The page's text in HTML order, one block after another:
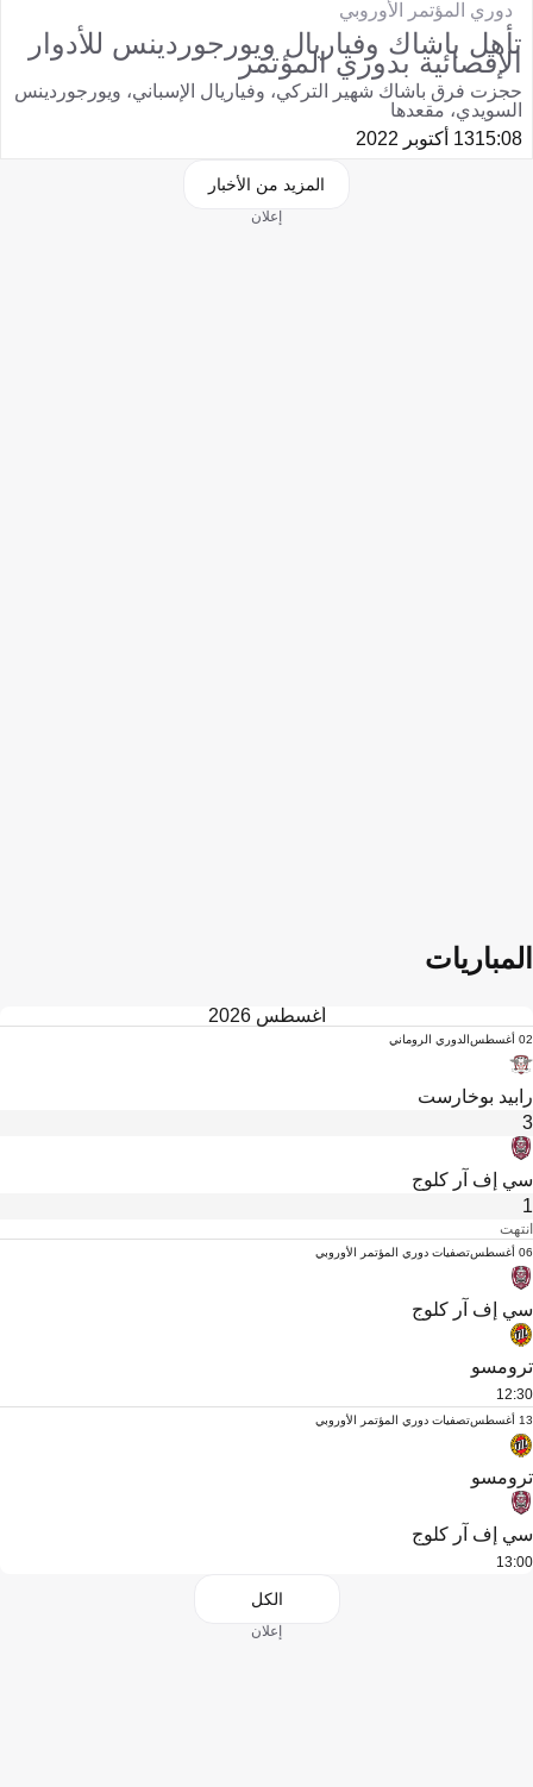
دوري المؤتمر الأوروبي
تأهل باشاك وفياريال ويورجوردينس للأدوار
الإقصائية بدوري المؤتمر
حجزت فرق باشاك شهير التركي، وفياريال الإسباني، ويورجوردينس
السويدي، مقعدها
15:0813 أكتوبر 2022
المزيد من الأخبار
إعلان
المباريات
أغسطس 2026
02 أغسطس الدوري الروماني
رابيد بوخارست
3
سي إف آر كلوج
1
انتهت
06 أغسطس تصفيات دوري المؤتمر الأوروبي
سي إف آر كلوج
ترومسو
12:30
13 أغسطس تصفيات دوري المؤتمر الأوروبي
ترومسو
سي إف آر كلوج
13:00
الكل
إعلان